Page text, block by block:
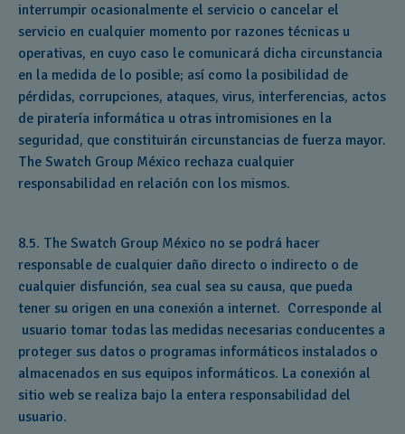
interrumpir ocasionalmente el servicio o cancelar el
servicio en cualquier momento por razones técnicas u
operativas, en cuyo caso le comunicará dicha circunstancia
en la medida de lo posible; así como la posibilidad de
pérdidas, corrupciones, ataques, virus, interferencias, actos
de piratería informática u otras intromisiones en la
seguridad, que constituirán circunstancias de fuerza mayor.
The Swatch Group México rechaza cualquier
responsabilidad en relación con los mismos.
8.5. The Swatch Group México no se podrá hacer
responsable de cualquier daño directo o indirecto o de
cualquier disfunción, sea cual sea su causa, que pueda
tener su origen en una conexión a internet. Corresponde al
usuario tomar todas las medidas necesarias conducentes a
proteger sus datos o programas informáticos instalados o
almacenados en sus equipos informáticos. La conexión al
sitio web se realiza bajo la entera responsabilidad del
usuario.